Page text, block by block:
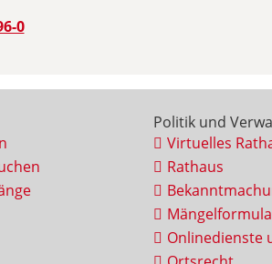
0
Politik und
Virtuelles
Rathaus
Onlinedienste